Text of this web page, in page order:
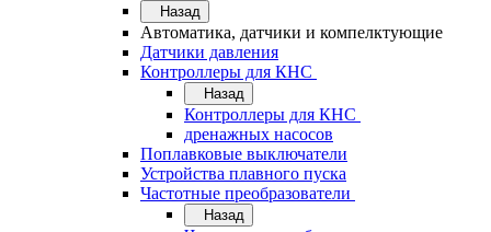
Назад
Автоматика, датчики и компелктующие
Датчики давления
Контроллеры для КНС
Назад
Контроллеры для КНС
дренажных насосов
Поплавковые выключатели
Устройства плавного пуска
Частотные преобразователи
Назад